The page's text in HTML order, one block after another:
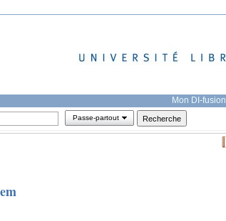
Mon DI-fusion
Passe-partout